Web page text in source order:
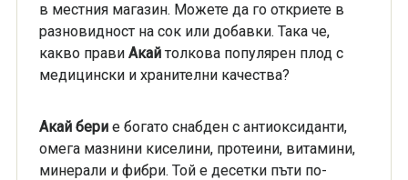
в местния магазин. Можете да го откриете в
разновидност на сок или добавки. Така че,
какво прави Акайтолкова популярен плод с
медицински и хранителни качества?
Акай берие богато снабден с антиоксиданти,
омега мазнини киселини, протеини, витамини,
минерали и фибри. Той е десетки пъти по-